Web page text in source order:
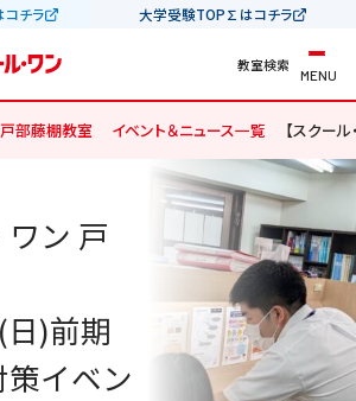
チラ 大学受験TOP∑はコチラ
教室検索
MENU
戸部藤棚教室 イベント＆ニュース一覧 【スクー
ワン 戸
)前期
イベン